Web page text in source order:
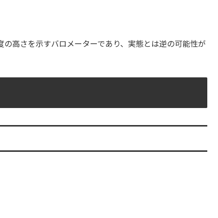
高さを示すバロメーターであり、実態とは逆の可能性が